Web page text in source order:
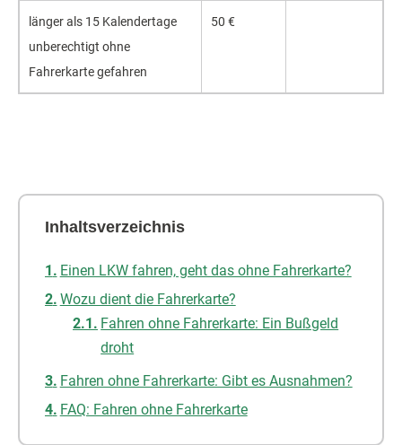
länger als 15 Kalendertage
unberechtigt ohne
Fahrerkarte gefahren
50 €
Inhaltsverzeichnis
Einen LKW fahren, geht das ohne Fahrerkarte?
Wozu dient die Fahrerkarte?
Fahren ohne Fahrerkarte: Ein Bußgeld
droht
Fahren ohne Fahrerkarte: Gibt es Ausnahmen?
FAQ: Fahren ohne Fahrerkarte